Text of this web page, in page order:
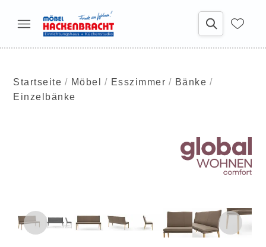
Startseite Möbel Esszimmer
Bänke
Einzelbänke